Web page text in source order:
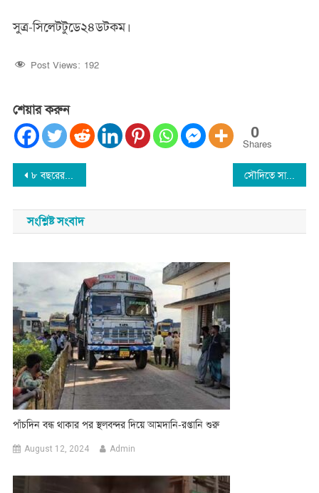
‎সুত্র-সিলেটটুডে২৪ডটকম।
Post Views: 192
শেয়ার করুন
0
Shares
Post
navigation
৮ বছরের শিশুকে ধর্ষণ, গ্রাম্য চিকিৎসককে পিটুনি দিয়ে পুলিশে সোপর্দ সৌদিতে সাড়ে ৭ হাজারের বেশি প্রবাসী গ্রে*ফ*তার
সংশ্লিষ্ট সংবাদ
পাঁচদিন বন্ধ থাকার পর স্থলবন্দর দিয়ে আমদানি-রপ্তানি শুরু
August 12, 2024 Admin